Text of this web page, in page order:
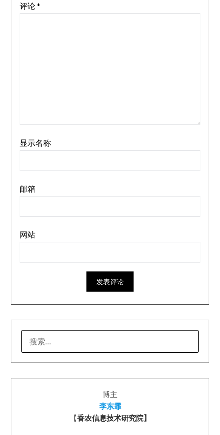
评论*
显示名称
邮箱
网站
索：
博主
李东霏
【香农信息技术研究院】